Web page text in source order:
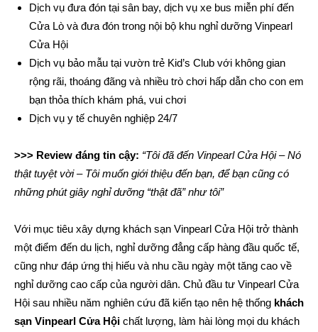
Dịch vụ đưa đón tại sân bay, dịch vụ xe bus miễn phí đến
Cửa Lò và đưa đón trong nội bộ khu nghỉ dưỡng Vinpearl
Cửa Hội
Dịch vụ bảo mẫu tại vườn trẻ Kid’s Club với không gian
rộng rãi, thoáng đãng và nhiều trò chơi hấp dẫn cho con em
bạn thỏa thích khám phá, vui chơi
Dịch vụ y tế chuyên nghiệp 24/7
>>> Review đáng tin cậy: “Tôi đã đến Vinpearl Cửa Hội – Nó
thật tuyệt vời – Tôi muốn giới thiệu đến bạn, để bạn cũng có
những phút giây nghỉ dưỡng “thật đã” như tôi”
Với mục tiêu xây dựng khách sạn Vinpearl Cửa Hội trở thành
một điểm đến du lịch, nghỉ dưỡng đẳng cấp hàng đầu quốc tế,
cũng như đáp ứng thị hiếu và nhu cầu ngày một tăng cao về
nghỉ dưỡng cao cấp của người dân. Chủ đầu tư Vinpearl Cửa
Hội sau nhiều năm nghiên cứu đã kiến tạo nên hệ thống khách
sạn Vinpearl Cửa Hội chất lượng, làm hài lòng mọi du khách